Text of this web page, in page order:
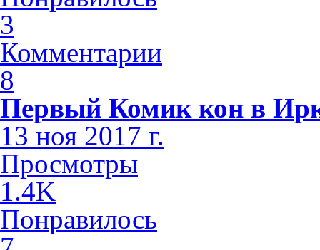
3
Комментарии
8
Первый Комик кон в
13 ноя 2017 г.
Просмотры
1.4K
Понравилось